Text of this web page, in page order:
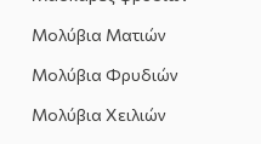
Μολύβια Ματιών
Μολύβια Φρυδιών
Μολύβια Χειλιών